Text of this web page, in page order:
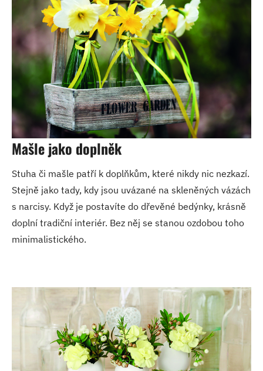
Mašle jako doplněk
Stuha či mašle patří k doplňkům, které nikdy nic nezkazí.
Stejně jako tady, kdy jsou uvázané na skleněných vázách
s narcisy. Když je postavíte do dřevěné bedýnky, krásně
doplní tradiční interiér. Bez něj se stanou ozdobou toho
minimalistického.